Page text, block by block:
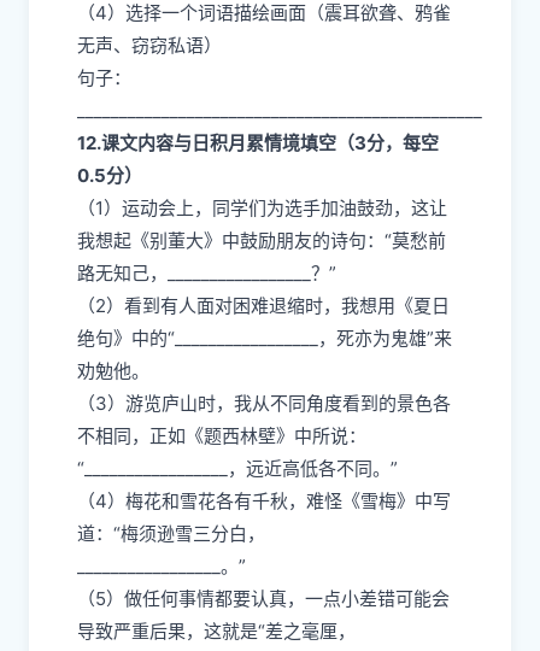
（4）选择一个词语描绘画面（震耳欲聋、鸦雀
无声、窃窃私语）
句子：
12.课文内容与日积月累情境填空（3分，每空
0.5分）
（1）运动会上，同学们为选手加油鼓劲，这让
我想起《别董大》中鼓励朋友的诗句：“莫愁前
路无知己，_________________？”
（2）看到有人面对困难退缩时，我想用《夏日
绝句》中的“_________________，死亦为鬼雄”来
劝勉他。
（3）游览庐山时，我从不同角度看到的景色各
不相同，正如《题西林壁》中所说：
“_________________，远近高低各不同。”
（4）梅花和雪花各有千秋，难怪《雪梅》中写
道：“梅须逊雪三分白，
_________________。”
（5）做任何事情都要认真，一点小差错可能会
导致严重后果，这就是“差之毫厘，